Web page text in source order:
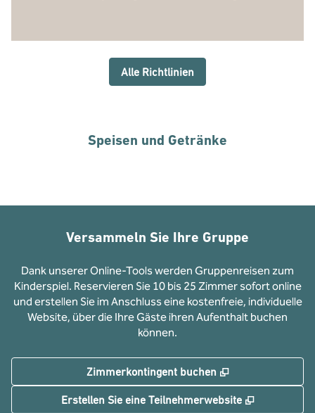
Alle Richtlinien
Speisen und Getränke
Versammeln Sie Ihre Gruppe
Dank unserer Online-Tools werden Gruppenreisen zum
Kinderspiel. Reservieren Sie 10 bis 25 Zimmer sofort online
und erstellen Sie im Anschluss eine kostenfreie, individuelle
Website, über die Ihre Gäste ihren Aufenthalt buchen
können.
Zimmerkontingent buchen ,
Erstellen Sie eine Teilnehmerwebsite ,